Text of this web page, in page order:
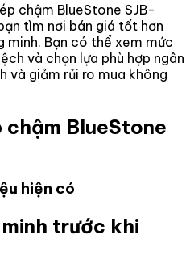
chậm BlueStone SJB-
tìm nơi bán giá tốt hơn
minh. Bạn có thể xem mức
và chọn lựa phù hợp ngân
và giảm rủi ro mua không
chậm BlueStone
hiện có
trước khi